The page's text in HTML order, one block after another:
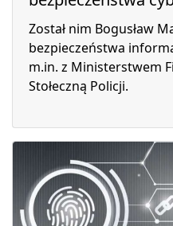
Został nim Bogusław
bezpieczeństwa
m.in. z Ministerstwem
Stołeczną Policji.